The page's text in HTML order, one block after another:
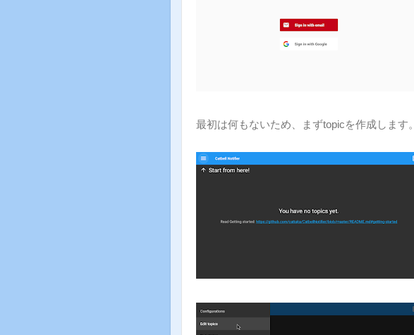
最初は何もないため、まずtopicを作成します。